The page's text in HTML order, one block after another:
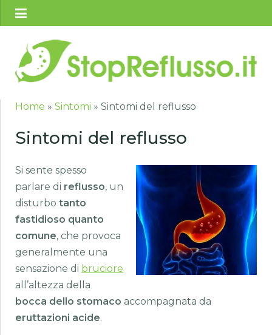
Home » Sintomi » Sintomi del reflusso
Sintomi del reflusso
Si sente spesso
parlare di reflusso, un
disturbo tanto
fastidioso quanto
comune, che provoca
generalmente una
sensazione di bruciore
all’altezza della
bocca dello stomaco accompagnata da
eruttazioni acide.